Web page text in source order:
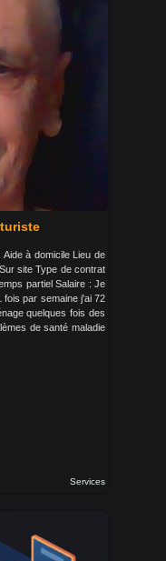
à domicile Lieu de
site Type de contrat
partiel Salaire : Je
fois par semaine j'ai 72
quelques fois des
de santé maladie
Services